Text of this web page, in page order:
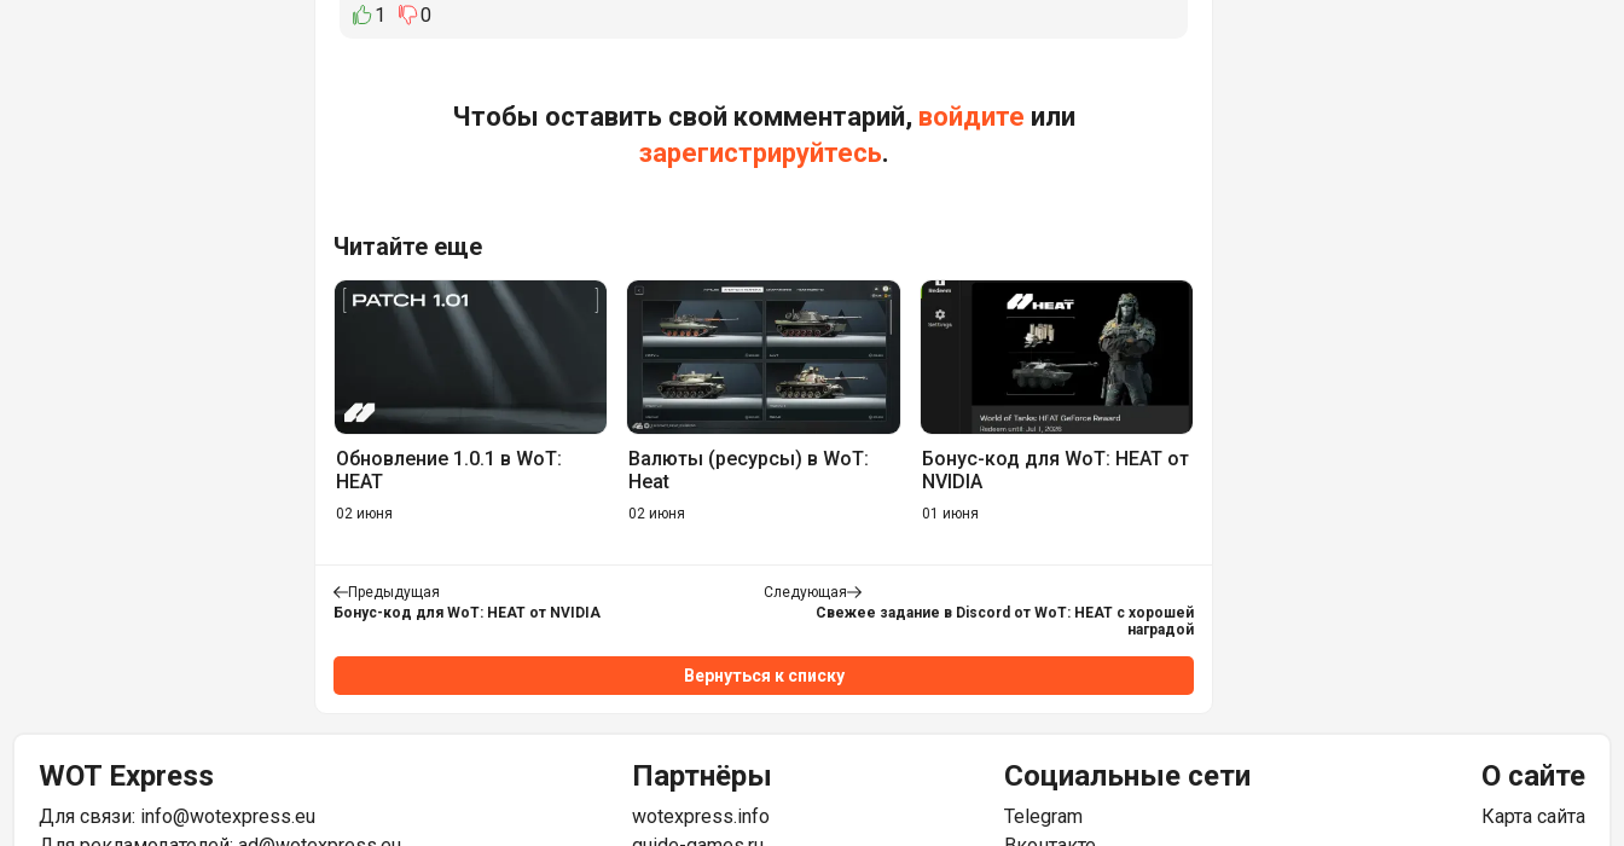
1
0
Чтобы оставить свой комментарий, войдите или
зарегистрируйтесь.
Читайте еще
Обновление 1.0.1 в WoT:
HEAT
02 июня
Валюты (ресурсы) в WoT:
Heat
02 июня
Бонус-код для WoT: HEAT от
NVIDIA
01 июня
Предыдущая
Бонус-код для WoT: HEAT от NVIDIA
Следующая
Свежее задание в Discord от WoT: HEAT с хорошей
наградой
Вернуться к списку
WOT Express
Для связи: info@wotexpress.eu
Партнёры
wotexpress.info
Социальные сети
Telegram
О сайте
Карта сайта